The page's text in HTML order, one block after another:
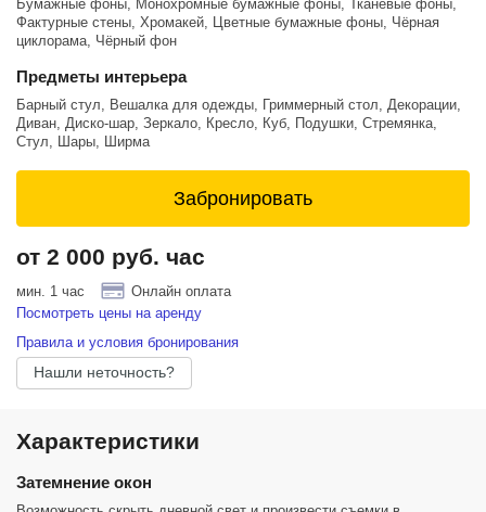
Бумажные фоны, Монохромные бумажные фоны, Тканевые фоны,
Фактурные стены, Хромакей, Цветные бумажные фоны, Чёрная
циклорама, Чёрный фон
Предметы интерьера
Барный стул, Вешалка для одежды, Гриммерный стол, Декорации,
Диван, Диско-шар, Зеркало, Кресло, Куб, Подушки, Стремянка,
Стул, Шары, Ширма
Забронировать
от 2 000 руб. час
мин. 1 час
Онлайн оплата
Посмотреть цены на аренду
Правила и условия бронирования
Нашли неточность?
Характеристики
Затемнение окон